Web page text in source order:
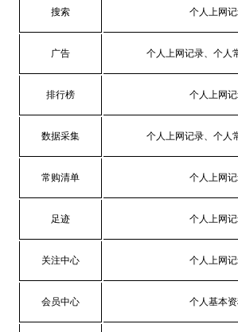
搜索 个人上网
广告 个人上网记录、个人
排行榜 个人上网
数据采集 个人上网记录、个人
常购清单 个人上网
足迹 个人上网
关注中心 个人上网
会员中心 个人基本